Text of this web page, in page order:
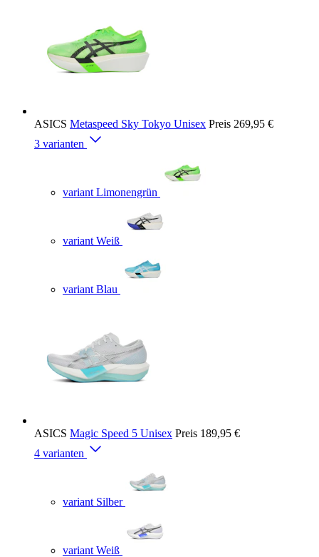
ASICS Metaspeed Sky Tokyo Unisex Preis 269,95 €
3 varianten
variant Limonengrün
variant Weiß
variant Blau
ASICS Magic Speed 5 Unisex Preis 189,95 €
4 varianten
variant Silber
variant Weiß